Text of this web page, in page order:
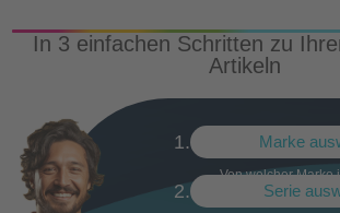
In 3 einfachen Schritten zu
Artikeln
1.
Von welcher Marke
2.